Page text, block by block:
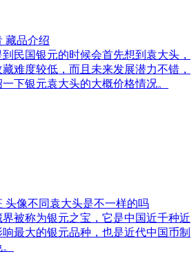
藏品介绍
民国银元的时候会首先想到袁大头，
难度较低，而且未来发展潜力不错，
下银元袁大头的大概价格情况。
头像不同袁大头是不一样的吗
称为银元之宝，它是中国近千种近
最大的银元品种，也是近代中国币制